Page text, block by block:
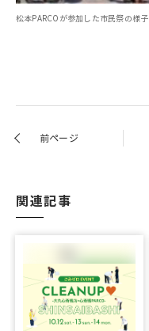
松本PARCOが参加した市民祭の様子
前ページ
関連記事